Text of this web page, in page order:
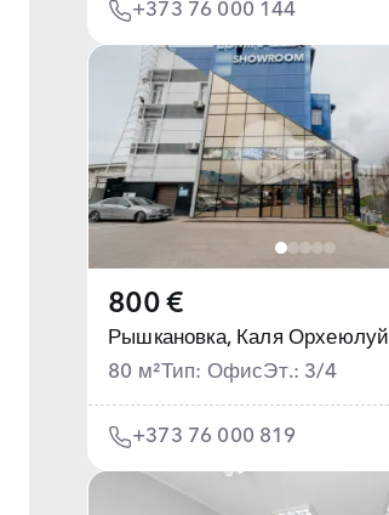
+373 76 000 144
800 €
Рышкановка,Каля Орхеюлуй
80 м²Тип: ОфисЭт.: 3/4
+373 76 000 819